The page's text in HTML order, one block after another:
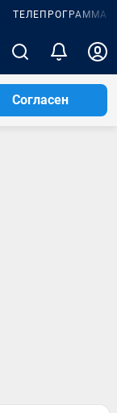
ТЕЛЕПРОГРАММА
Согласен